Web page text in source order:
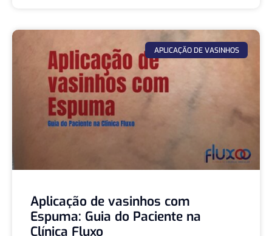
APLICAÇÃO DE VASINHOS
Aplicação de vasinhos com
Espuma: Guia do Paciente na
Clínica Fluxo